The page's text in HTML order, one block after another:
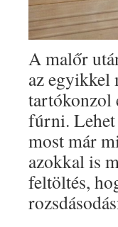
A malőr
az egyikkel
tartókonzol
fúrni. Lehet
most már
azokkal is
feltöltés,